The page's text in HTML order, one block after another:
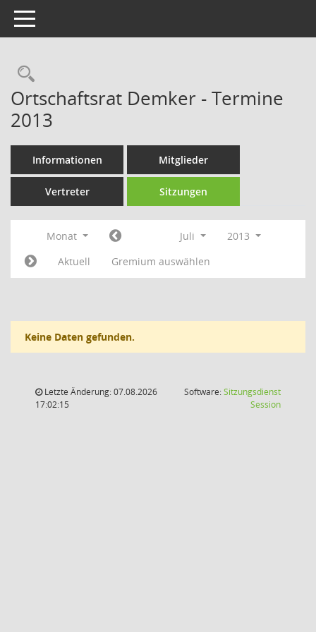
Toggle navigation
Rechercheauswahl
Ortschaftsrat Demker - Termine
2013
Informationen Mitglieder
Vertreter Sitzungen
Monat Juli
2013
Aktuell
Gremium auswählen
Keine Daten gefunden.
Letzte Änderung: 07.08.2026
17:02:15
Software:Sitzungsdienst
Session(Wird in